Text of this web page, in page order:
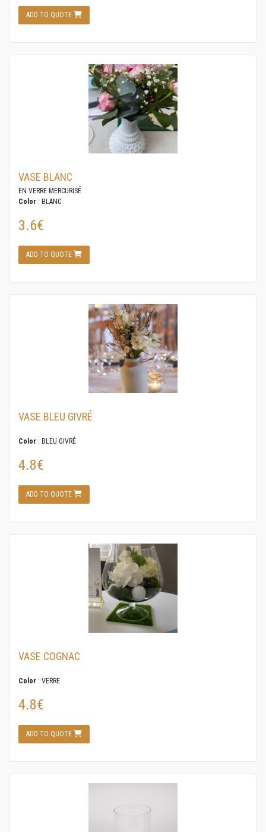
ADD TO QUOTE
VASE BLANC
EN VERRE MERCURISÉ
Color : BLANC
3.6€
ADD TO QUOTE
VASE BLEU GIVRÉ
Color : BLEU GIVRÉ
4.8€
ADD TO QUOTE
VASE COGNAC
Color : VERRE
4.8€
ADD TO QUOTE